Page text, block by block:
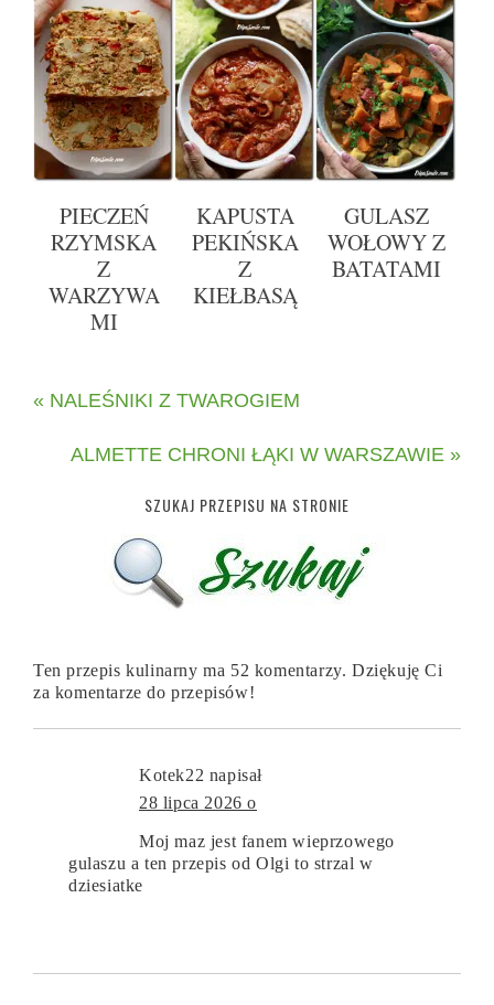
PIECZEŃ
RZYMSKA
Z
WARZYWA
MI
KAPUSTA
PEKIŃSKA
Z
KIEŁBASĄ
GULASZ
WOŁOWY Z
BATATAMI
« NALEŚNIKI Z TWAROGIEM
ALMETTE CHRONI ŁĄKI W WARSZAWIE »
SZUKAJ PRZEPISU NA STRONIE
Ten przepis kulinarny ma 52 komentarzy. Dziękuję Ci
za komentarze do przepisów!
Kotek22 napisał
28 lipca 2026 o
Moj maz jest fanem wieprzowego
gulaszu a ten przepis od Olgi to strzal w
dziesiatke